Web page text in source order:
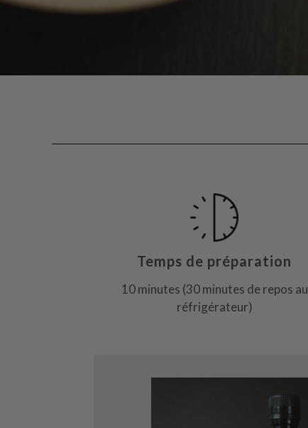
Temps de préparation
10 minutes (30 minutes de repos au
réfrigérateur)